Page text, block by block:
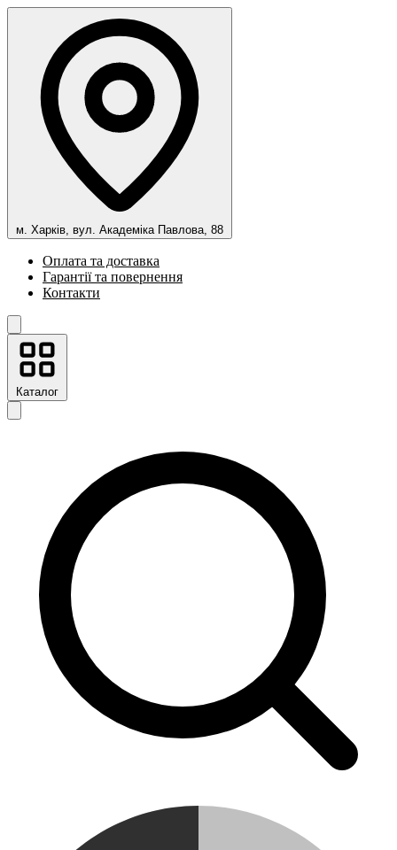
м. Харків, вул. Академіка Павлова, 88
Оплата та доставка
Гарантії та повернення
Контакти
Каталог